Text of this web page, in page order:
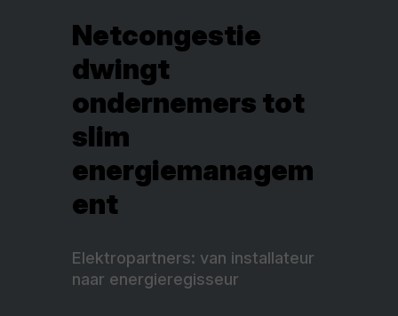
Netcongestie
dwingt
ondernemers tot
slim
energiemanagem
ent
Elektropartners: van installateur
naar energieregisseur